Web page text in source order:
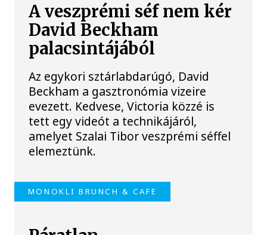
A veszprémi séf nem kér
David Beckham
palacsintájából
Az egykori sztárlabdarúgó, David
Beckham a gasztronómia vizeire
evezett. Kedvese, Victoria közzé is
tett egy videót a technikájáról,
amelyet Szalai Tibor veszprémi séffel
elemeztünk.
MONOKLI BRUNCH & CAFE